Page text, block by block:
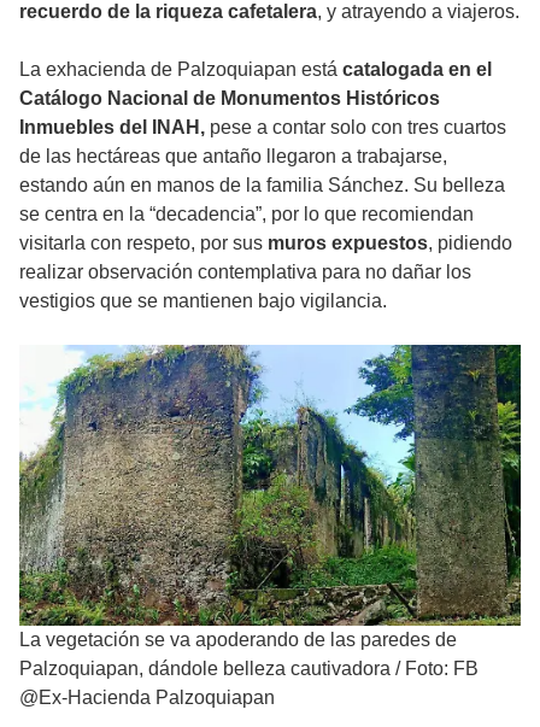
recuerdo de la riqueza cafetalera, y atrayendo a viajeros.
La exhacienda de Palzoquiapan está catalogada en el
Catálogo Nacional de Monumentos Históricos
Inmuebles del INAH, pese a contar solo con tres cuartos
de las hectáreas que antaño llegaron a trabajarse,
estando aún en manos de la familia Sánchez. Su belleza
se centra en la “decadencia”, por lo que recomiendan
visitarla con respeto, por sus muros expuestos, pidiendo
realizar observación contemplativa para no dañar los
vestigios que se mantienen bajo vigilancia.
La vegetación se va apoderando de las paredes de
Palzoquiapan, dándole belleza cautivadora / Foto: FB
@Ex-Hacienda Palzoquiapan